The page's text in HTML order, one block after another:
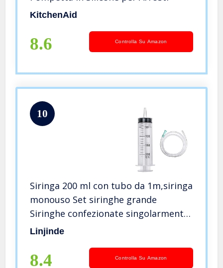
KitchenAid
8.6 Controlla Su Amazon
10
Siringa 200 ml con tubo da 1m,siringa
monouso Set siringhe grande
Siringhe confezionate singolarmente
in forma sterile Siringa dosatrice per
industriale,applicatore olio o colla,fai
Linjinde
8.4 Controlla Su Amazon